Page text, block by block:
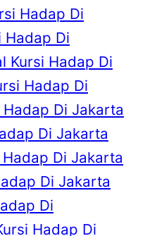
Hadap Di
Hadap Di
Kursi Hadap Di
Hadap Di
Hadap Di Jakarta
Di Jakarta
Di Jakarta
Di Jakarta
Di
Hadap Di